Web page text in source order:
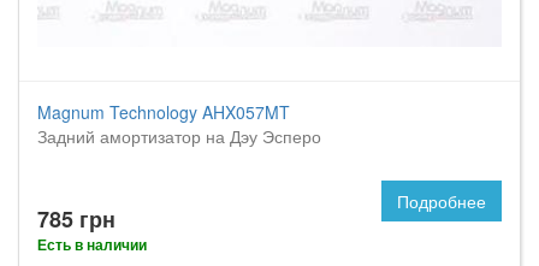
Magnum Technology AHX057MT
Задний амортизатор на Дэу Эсперо
785 грн
Есть в наличии
Подробнее